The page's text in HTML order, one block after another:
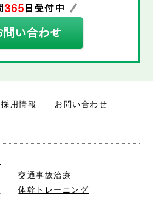
採用情報 お問い合わせ
交通事故治療
体幹トレーニング